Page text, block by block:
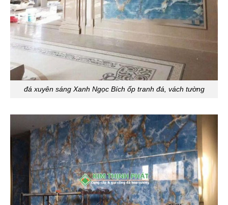
đá xuyên sáng Xanh Ngọc Bích ốp tranh đá, vách tường